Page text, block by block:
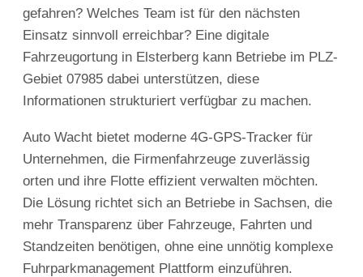
gefahren? Welches Team ist für den nächsten
Einsatz sinnvoll erreichbar? Eine digitale
Fahrzeugortung in Elsterberg kann Betriebe im PLZ-
Gebiet 07985 dabei unterstützen, diese
Informationen strukturiert verfügbar zu machen.
Auto Wacht bietet moderne 4G-GPS-Tracker für
Unternehmen, die Firmenfahrzeuge zuverlässig
orten und ihre Flotte effizient verwalten möchten.
Die Lösung richtet sich an Betriebe in Sachsen, die
mehr Transparenz über Fahrzeuge, Fahrten und
Standzeiten benötigen, ohne eine unnötig komplexe
Fuhrparkmanagement Plattform einzuführen.